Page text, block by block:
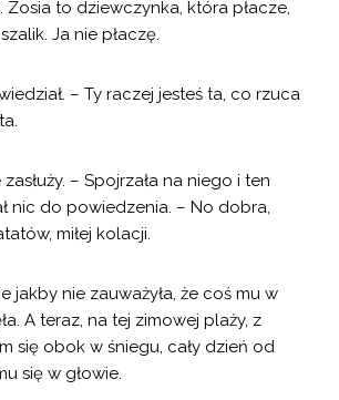
Zosia to dziewczynka, która płacze,
Ja nie płaczę.
– Ty raczej jesteś ta, co rzuca
– Spojrzała na niego i ten
nic do powiedzenia. – No dobra,
miłej kolacji.
jakby nie zauważyła, że coś mu w
A teraz, na tej zimowej plaży, z
się obok w śniegu, cały dzień od
się w głowie.